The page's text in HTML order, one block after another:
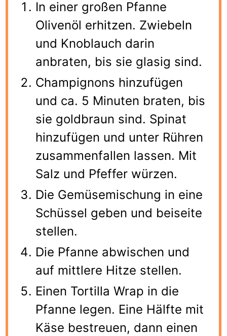
In einer großen Pfanne
Olivenöl erhitzen. Zwiebeln
und Knoblauch darin
anbraten, bis sie glasig sind.
Champignons hinzufügen
und ca. 5 Minuten braten, bis
sie goldbraun sind. Spinat
hinzufügen und unter Rühren
zusammenfallen lassen. Mit
Salz und Pfeffer würzen.
Die Gemüsemischung in eine
Schüssel geben und beiseite
stellen.
Die Pfanne abwischen und
auf mittlere Hitze stellen.
Einen Tortilla Wrap in die
Pfanne legen. Eine Hälfte mit
Käse bestreuen, dann einen